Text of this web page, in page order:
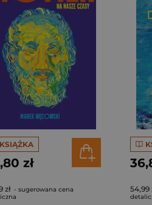
KSIĄŻKA
zł
zł - sugerowana cena
54,99